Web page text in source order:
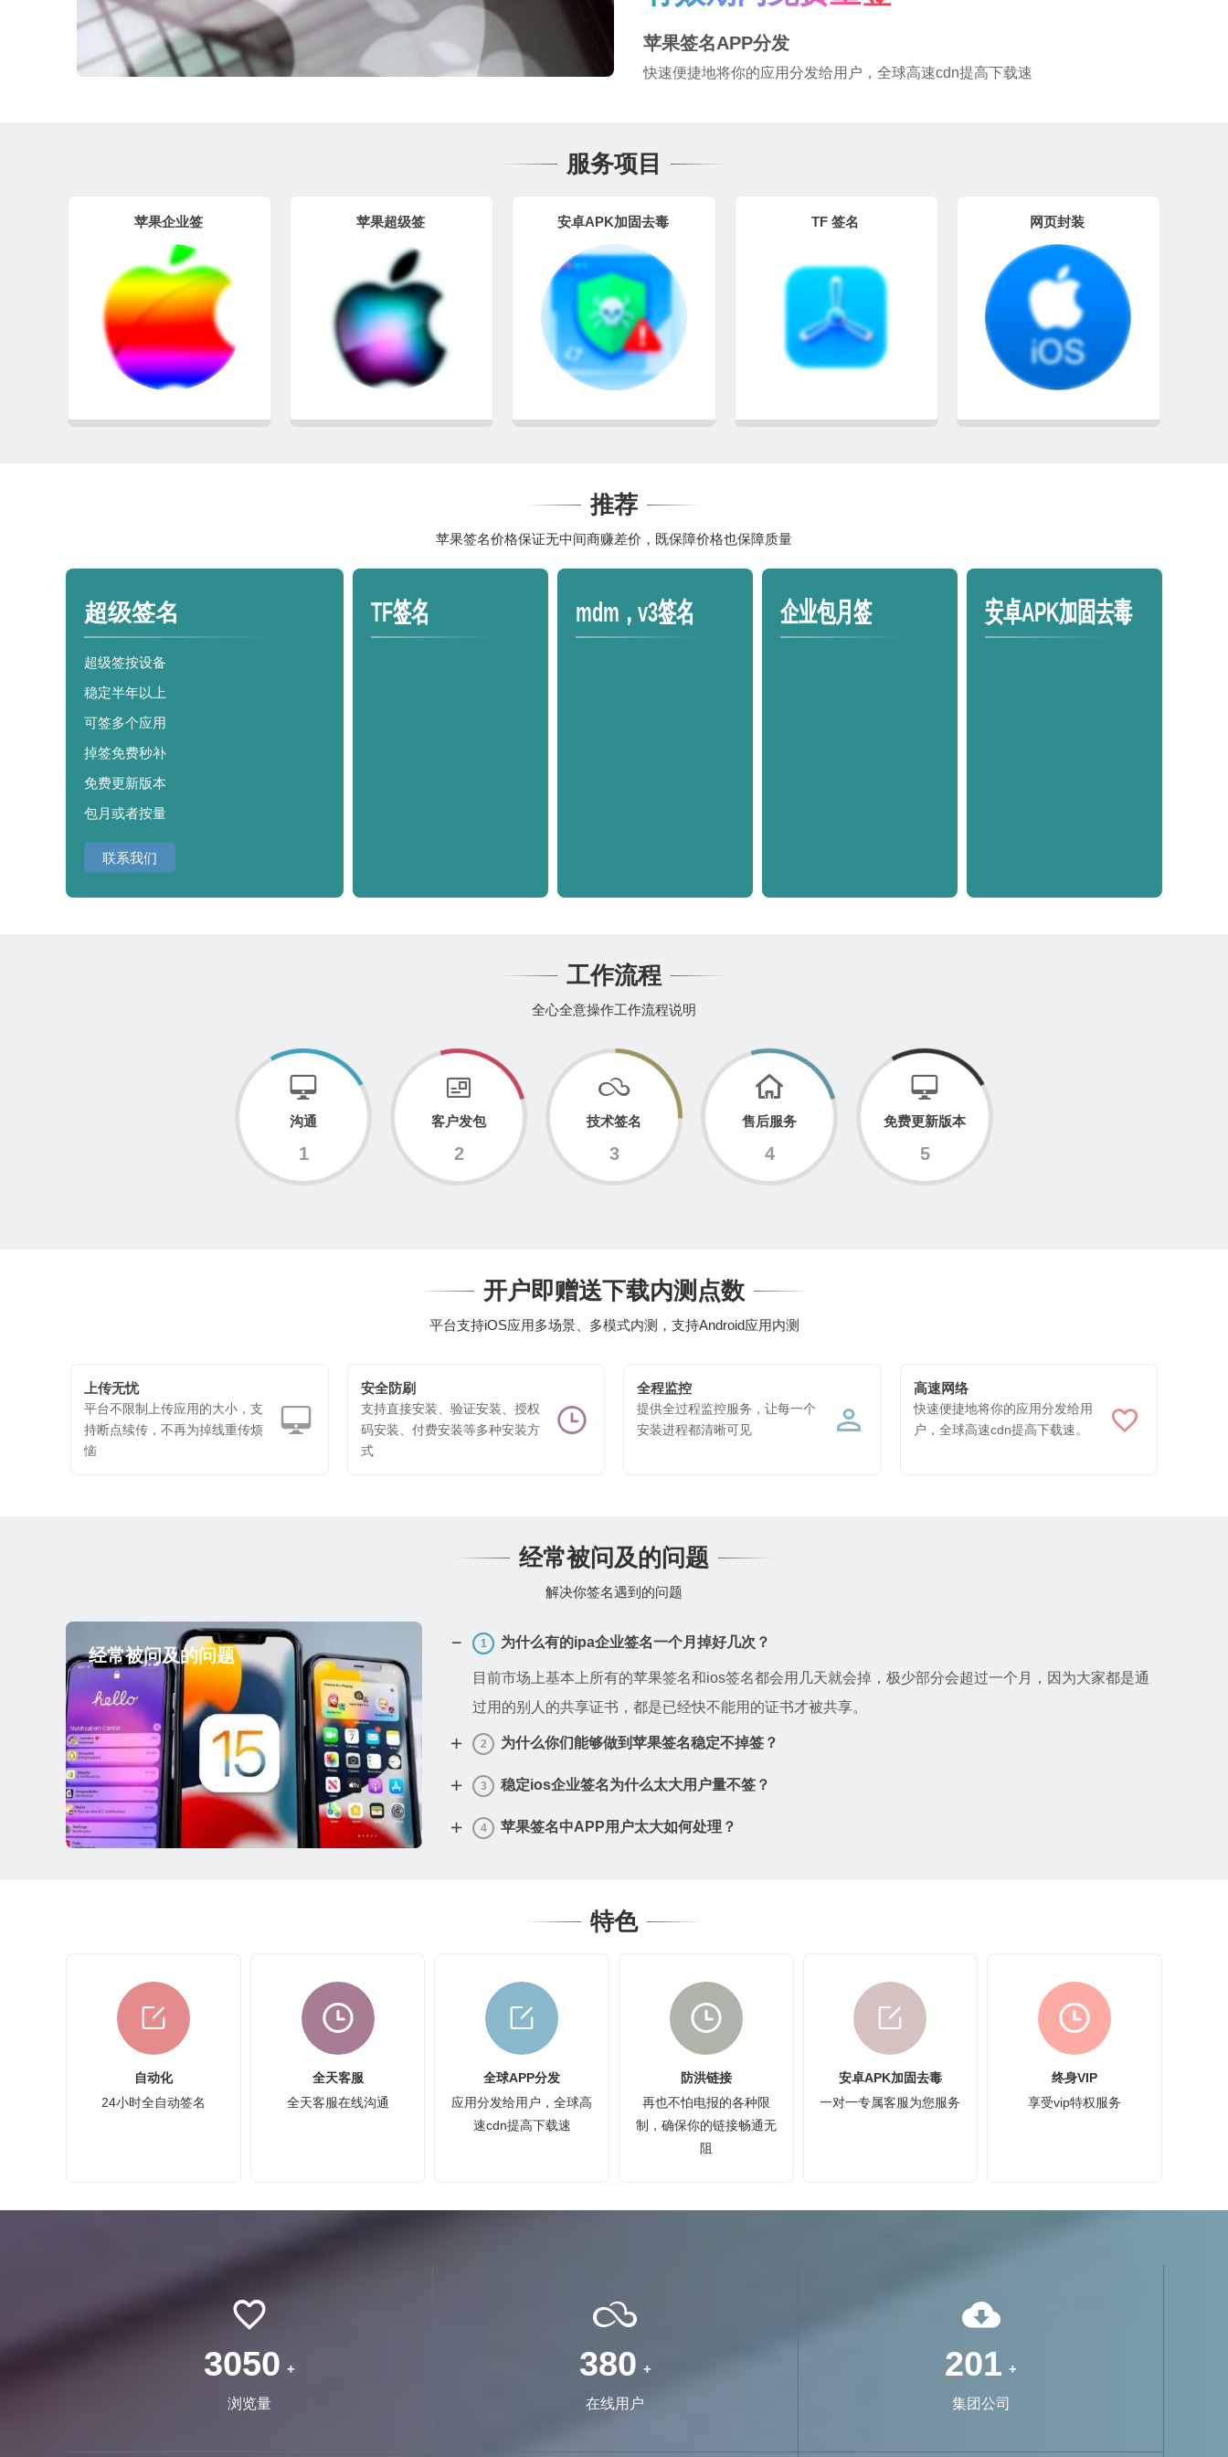
苹果签名APP分发
快速便捷地将你的应用分发给用户，全球高速cdn提高下载速
服务项目
苹果企业签 苹果超级签 安卓APK加固去毒 TF 签名 网页封装
推荐
苹果签名价格保证无中间商赚差价，既保障价格也保障质量
超级签名
超级签按设备
稳定半年以上
可签多个应用
掉签免费秒补
免费更新版本
包月或者按量
联系我们
TF签名 mdm，v3签名 企业包月签 安卓APK加固去毒
工作流程
全心全意操作工作流程说明
1
沟通
2
客户发包
3
技术签名
4
售后服务
5
免费更新版本
开户即赠送下载内测点数
平台支持iOS应用多场景、多模式内测，支持Android应用内测
上传无忧
平台不限制上传应用的大小，支
持断点续传，不再为掉线重传烦
恼
安全防刷
支持直接安装、验证安装、授权
码安装、付费安装等多种安装方
式
全程监控
提供全过程监控服务，让每一个
安装进程都清晰可见
高速网络
快速便捷地将你的应用分发给用
户，全球高速cdn提高下载速。
经常被问及的问题
解决你签名遇到的问题
经常被问及的问题
1 为什么有的ipa企业签名一个月掉好几次？
目前市场上基本上所有的苹果签名和ios签名都会用几天就会掉，极少部分会超过一个月，因为大家都是通
过用的别人的共享证书，都是已经快不能用的证书才被共享。
2 为什么你们能够做到苹果签名稳定不掉签？
3 稳定ios企业签名为什么太大用户量不签？
4 苹果签名中APP用户太大如何处理？
特色
自动化
24小时全自动签名
全天客服
全天客服在线沟通
全球APP分发
应用分发给用户，全球高
速cdn提高下载速
防洪链接
再也不怕电报的各种限
制，确保你的链接畅通无
阻
安卓APK加固去毒
一对一专属客服为您服务
终身VIP
享受vip特权服务
10814
浏览量
1350
在线用户
715 +
集团公司